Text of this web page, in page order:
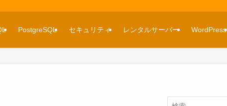
PostgreSQL セキュリティ レンタルサーバー WordPress